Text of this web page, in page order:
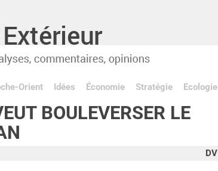
Orient Idées Économie Stratégie Ecologie
BOULEVERSER LE
DV